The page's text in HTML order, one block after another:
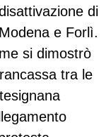
di
e Forlì.
si dimostrò
tra le